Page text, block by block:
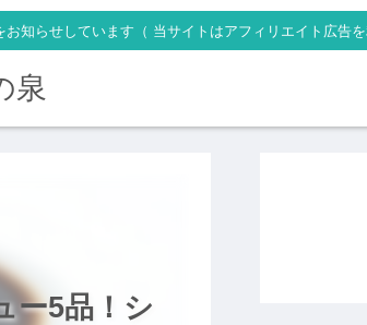
知らせしています（ 当サイトはアフィリエイト広告を
泉
ー5品！シ